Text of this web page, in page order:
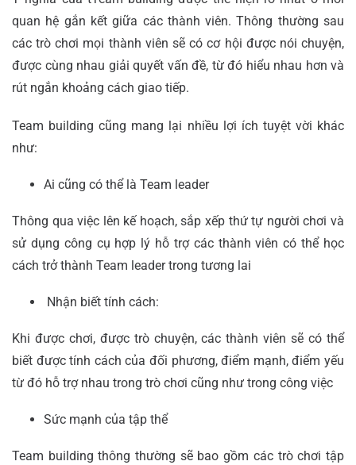
quan hệ gắn kết giữa các thành viên. Thông thường sau
các trò chơi mọi thành viên sẽ có cơ hội được nói chuyện,
được cùng nhau giải quyết vấn đề, từ đó hiểu nhau hơn và
rút ngắn khoảng cách giao tiếp.
Team building cũng mang lại nhiều lợi ích tuyệt vời khác
như:
Ai cũng có thể là Team leader
Thông qua việc lên kế hoạch, sắp xếp thứ tự người chơi và
sử dụng công cụ hợp lý hỗ trợ các thành viên có thể học
cách trở thành Team leader trong tương lai
Nhận biết tính cách:
Khi được chơi, được trò chuyện, các thành viên sẽ có thể
biết được tính cách của đối phương, điểm mạnh, điểm yếu
từ đó hỗ trợ nhau trong trò chơi cũng như trong công việc
Sức mạnh của tập thể
Team building thông thường sẽ bao gồm các trò chơi tập